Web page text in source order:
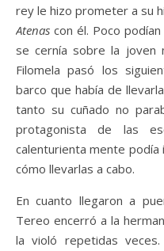
rey le hizo prometer a su
Atenas con él. Poco
se cernía sobre la joven
Filomela pasó los
barco que había de
tanto su cuñado no
protagonista de las
calenturienta mente podía
cómo llevarlas a cabo.
En cuanto llegaron a
Tereo encerró a la
la violó repetidas